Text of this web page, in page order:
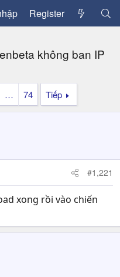
Register
không ban IP
… 74 Tiếp
#1,221
xong rồi vào chiến